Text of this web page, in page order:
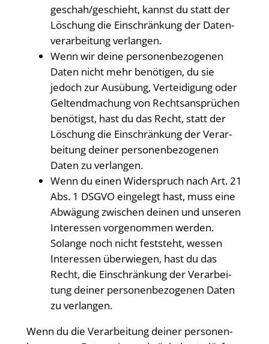
geschah/​geschieht, kannst du statt der
Löschung die Ein­schrän­kung der Daten­
ver­ar­bei­tung verlangen.
Wenn wir dei­ne per­so­nen­be­zo­ge­nen
Daten nicht mehr benö­ti­gen, du sie
jedoch zur Aus­übung, Ver­tei­di­gung oder
Gel­tend­ma­chung von Rechts­an­sprü­chen
benö­tigst, hast du das Recht, statt der
Löschung die Ein­schrän­kung der Ver­ar­
bei­tung dei­ner per­so­nen­be­zo­ge­nen
Daten zu verlangen.
Wenn du einen Wider­spruch nach Art. 21
Abs. 1 DSGVO ein­ge­legt hast, muss eine
Abwä­gung zwi­schen dei­nen und unse­ren
Inter­es­sen vor­ge­nom­men wer­den.
Solan­ge noch nicht fest­steht, wes­sen
Inter­es­sen über­wie­gen, hast du das
Recht, die Ein­schrän­kung der Ver­ar­bei­
tung dei­ner per­so­nen­be­zo­ge­nen Daten
zu verlangen.
Wenn du die Ver­ar­bei­tung dei­ner per­so­nen­